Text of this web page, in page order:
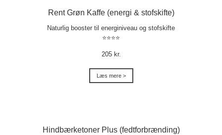
Rent Grøn Kaffe (energi & stofskifte)
Naturlig booster til energiniveau og stofskifte
⭐⭐⭐⭐
205 kr.
Læs mere >
Hindbærketoner Plus (fedtforbrænding)